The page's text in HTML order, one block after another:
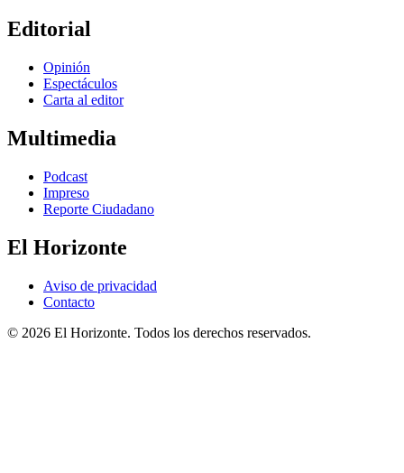
Editorial
Opinión
Espectáculos
Carta al editor
Multimedia
Podcast
Impreso
Reporte Ciudadano
El Horizonte
Aviso de privacidad
Contacto
© 2026 El Horizonte. Todos los derechos reservados.